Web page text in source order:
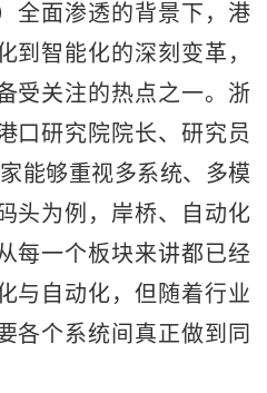
全面渗透的背景下，港
到智能化的深刻变革，
受关注的热点之一。浙
口研究院院长、研究员
能够重视多系统、多模
头为例，岸桥、自动化
每一个板块来讲都已经
与自动化，但随着行业
各个系统间真正做到同